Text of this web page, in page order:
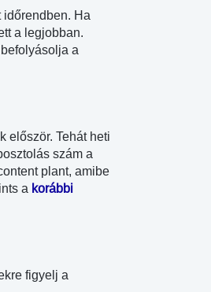
időrendben. Ha
a legjobban.
a
először. Tehát heti
szám a
plant, amibe
a korábbi
figyelj a